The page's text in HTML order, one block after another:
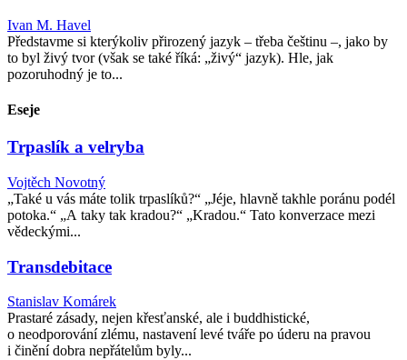
Ivan M. Havel
Představme si kterýkoliv přirozený jazyk – třeba češtinu –, jako by
to byl živý tvor (však se také říká: „živý“ jazyk). Hle, jak
pozoruhodný je to...
Eseje
Trpaslík a velryba
Vojtěch Novotný
„Také u vás máte tolik trpaslíků?“ „Jéje, hlavně takhle poránu podél
potoka.“ „A taky tak kradou?“ „Kradou.“ Tato konverzace mezi
vědeckými...
Transdebitace
Stanislav Komárek
Prastaré zásady, nejen křesťanské, ale i buddhistické,
o neodporování zlému, nastavení levé tváře po úderu na pravou
i činění dobra nepřátelům byly...